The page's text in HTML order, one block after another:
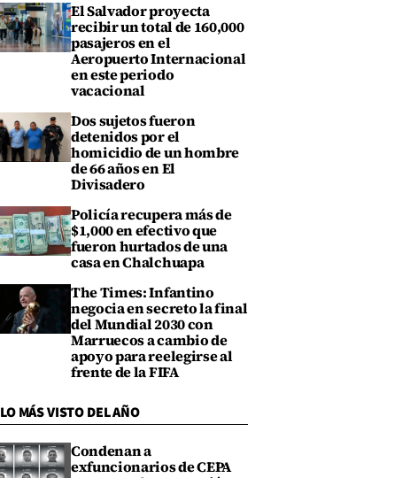
El Salvador proyecta
recibir un total de 160,000
pasajeros en el
Aeropuerto Internacional
en este periodo
vacacional
Dos sujetos fueron
detenidos por el
homicidio de un hombre
de 66 años en El
Divisadero
Policía recupera más de
$1,000 en efectivo que
fueron hurtados de una
casa en Chalchuapa
The Times: Infantino
negocia en secreto la final
del Mundial 2030 con
Marruecos a cambio de
apoyo para reelegirse al
frente de la FIFA
LO MÁS VISTO DEL AÑO
Condenan a
exfuncionarios de CEPA